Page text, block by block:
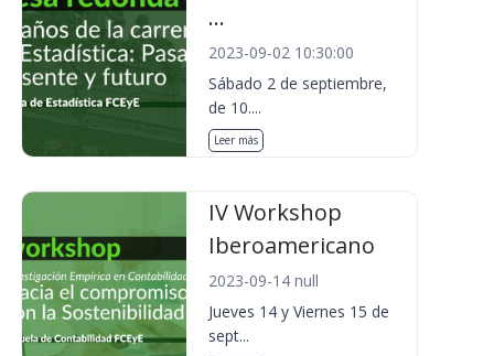
...
2023-09-02 10:30:00
Sábado 2 de septiembre,
de 10....
Leer más
IV Workshop
Iberoamericano
2023-09-14 null
Jueves 14 y Viernes 15 de
sept...